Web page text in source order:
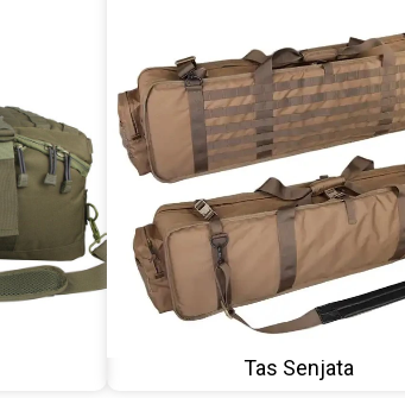
Tas Senjata